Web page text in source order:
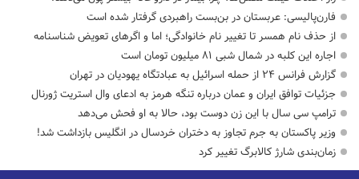
فارن‌پالیسی: عربستان در بن‌بست راهبردی گرفتار شده است
از حذف نام همسر تا تغییر نام خانوادگی؛ اما و اگرهای تعویض شناسنامه
اجاره این کلبه در شمال شبی ۸۱ میلیون تومان است
گزارش فرانس ۲۴ از حمله اسرائیل به عبادتگاه یهودیان در تهران
جزئیات توافق ایران و عمان درباره تنگه هرمز به ادعای وال استریت ژورنال
ترامپ سی سال با این زن دوست بود، حالا به او فحش می‌دهد
وزیر پاکستان به جرم تجاوز به دختران خردسال در انگلیس بازداشت شد!
زمان‌بندی شارژ کالابرگ تغییر کرد